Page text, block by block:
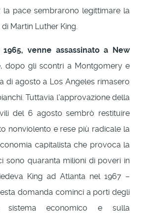
pace sembrarono legittimare la
Martin Luther King.
venne assassinato a New
dopo gli scontri a Montgomery e
di agosto a Los Angeles rimasero
Tuttavia l'approvazione della
del 6 agosto sembrò restituire
nonviolento e rese più radicale la
capitalista che provoca la
sono quaranta milioni di poveri in
King ad Atlanta nel 1967 –
domanda cominci a porti degli
sistema economico e sulla